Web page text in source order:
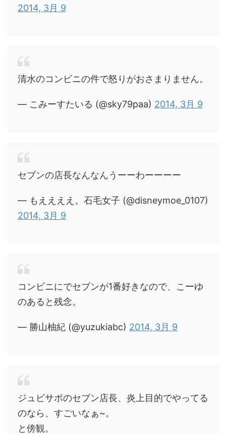
2014, 3月 9
清水のコンビニの件で怒りがおさまりません。
— こみーすたいる (@sky79paa) 2014, 3月 9
セブンの店長なんなんうーーわーーーー
— もええええ。石毛女子 (@disneymoe_0107)
2014, 3月 9
コンビニにでセブンが1番好きなので、こーゆ
のあると残念。
— 勝山柚紀 (@yuzukiabc) 2014, 3月 9
ジュビサポのセブン店長、炎上目的でやってる
のなら、すごいなぁ~。
と傍観。